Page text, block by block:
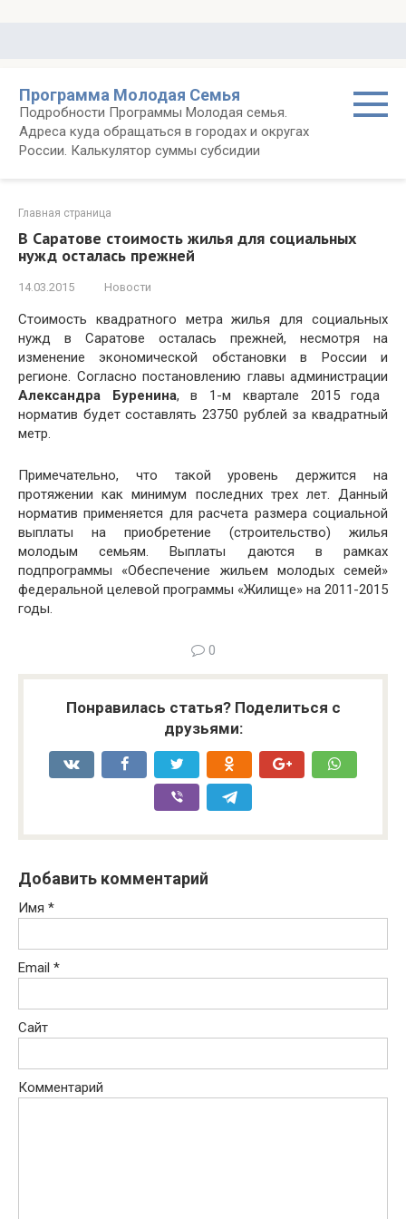
Программа Молодая Семья
Подробности Программы Молодая семья.
Адреса куда обращаться в городах и округах
России. Калькулятор суммы субсидии
Главная страница
В Саратове стоимость жилья для социальных
нужд осталась прежней
14.03.2015 Новости
Стоимость квадратного метра жилья для социальных
нужд в Саратове осталась прежней, несмотря на
изменение экономической обстановки в России и
регионе. Согласно постановлению главы администрации
Александра Буренина, в 1-м квартале 2015 года
норматив будет составлять 23750 рублей за квадратный
метр.
Примечательно, что такой уровень держится на
протяжении как минимум последних трех лет. Данный
норматив применяется для расчета размера социальной
выплаты на приобретение (строительство) жилья
молодым семьям. Выплаты даются в рамках
подпрограммы «Обеспечение жильем молодых семей»
федеральной целевой программы «Жилище» на 2011-2015
годы.
0
Понравилась статья? Поделиться с
друзьями:
Добавить комментарий
Имя *
Email *
Сайт
Комментарий